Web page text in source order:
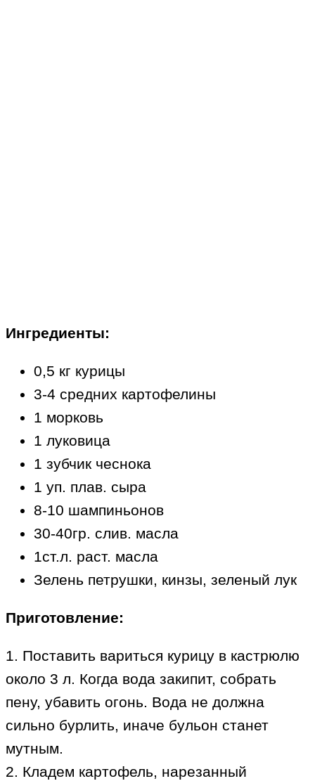
Ингредиенты:
0,5 кг курицы
3-4 средних картофелины
1 морковь
1 луковица
1 зубчик чеснока
1 уп. плав. сыра
8-10 шампиньонов
30-40гр. слив. масла
1ст.л. раст. масла
Зелень петрушки, кинзы, зеленый лук
Приготовление:
1. Поставить вариться курицу в кастрюлю
около 3 л. Когда вода закипит, собрать
пену, убавить огонь. Вода не должна
сильно бурлить, иначе бульон станет
мутным.
2. Кладем картофель, нарезанный